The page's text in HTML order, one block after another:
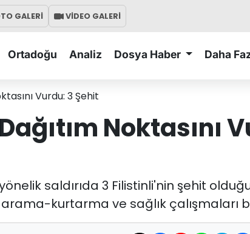
GALERİ VİDEO GALERİ
Ortadoğu Analiz Dosya Haber Daha
Vurdu: 3 Şehit
Noktasını
saldırıda 3 Filistinli'nin şehit
kurtarma ve sağlık çalışmaları